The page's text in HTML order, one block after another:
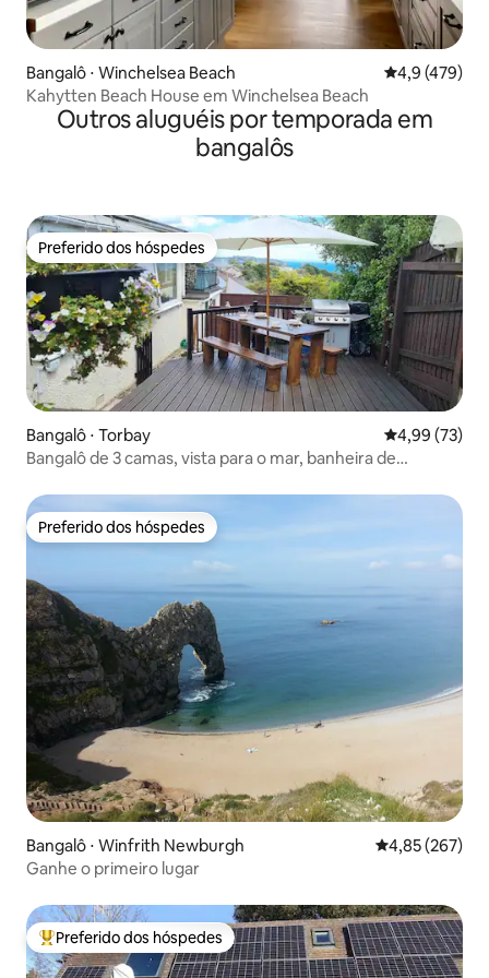
Bangalô ⋅ Winchelsea Beach 4,9 de uma
4,9 (479)
Kahytten Beach House em Winchelsea Beach
Outros aluguéis por temporada em
bangalôs
Preferido dos hóspedes
Preferido dos hóspedes
Bangalô ⋅ Torbay 4,99 de uma
4,99 (73)
Bangalô de 3 camas, vista para o mar, banheira de
Preferido dos hóspedes
Preferido dos hóspedes
Bangalô ⋅ Winfrith Newburgh 4,85 de uma
4,85 (267)
Ganhe o primeiro lugar
Entre os melhores preferidos dos hóspedes
Preferido dos hóspedes